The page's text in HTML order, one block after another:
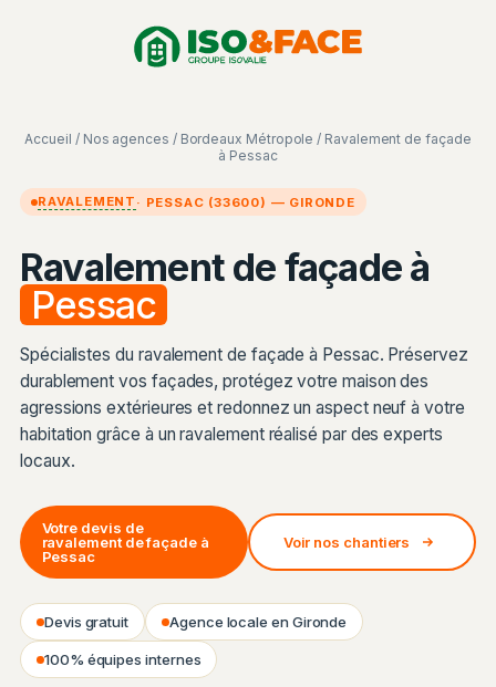
Accueil / Nos agences / Bordeaux Métropole / Ravalement de façade
à Pessac
RAVALEMENT · PESSAC (33600) — GIRONDE
Ravalement de façade à
Pessac
Spécialistes du ravalement de façade à Pessac. Préservez
durablement vos façades, protégez votre maison des
agressions extérieures et redonnez un aspect neuf à votre
habitation grâce à un ravalement réalisé par des experts
locaux.
Votre devis de
ravalement de façade à
Pessac
Voir nos chantiers
Devis gratuit Agence locale en Gironde
100% équipes internes
Chantier ISO&FACE — Ravalement de façade